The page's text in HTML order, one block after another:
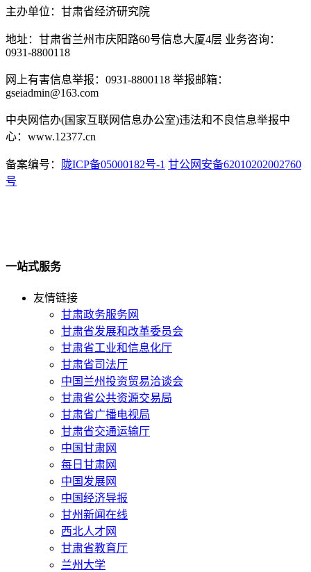
主办单位：甘肃省经济研究院
地址：甘肃省兰州市庆阳路60号信息大厦4层 业务咨询：
0931-8800118
网上有害信息举报：0931-8800118 举报邮箱：
gseiadmin@163.com
中央网信办(国家互联网信息办公室)违法和不良信息举报中
心：www.12377.cn
备案编号： 陇ICP备05000182号-1 甘公网安备62010202002760
号
一站式服务
友情链接
甘肃政务服务网
甘肃省发展和改革委员会
甘肃省工业和信息化厅
甘肃省司法厅
中国兰州投资贸易洽谈会
甘肃省公共资源交易局
甘肃省广播电视局
甘肃省交通运输厅
中国甘肃网
每日甘肃网
中国发展网
中国经济导报
甘州新闻在线
西北人才网
甘肃省教育厅
兰州大学